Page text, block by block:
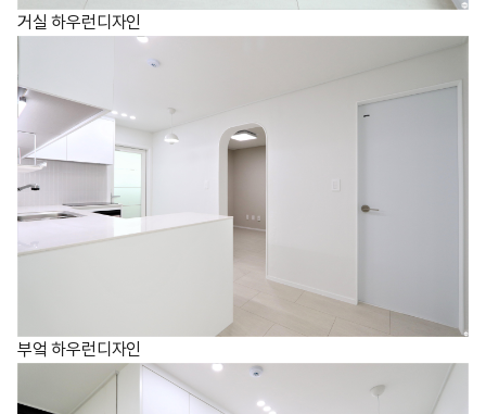
거실 하우런디자인
부엌 하우런디자인